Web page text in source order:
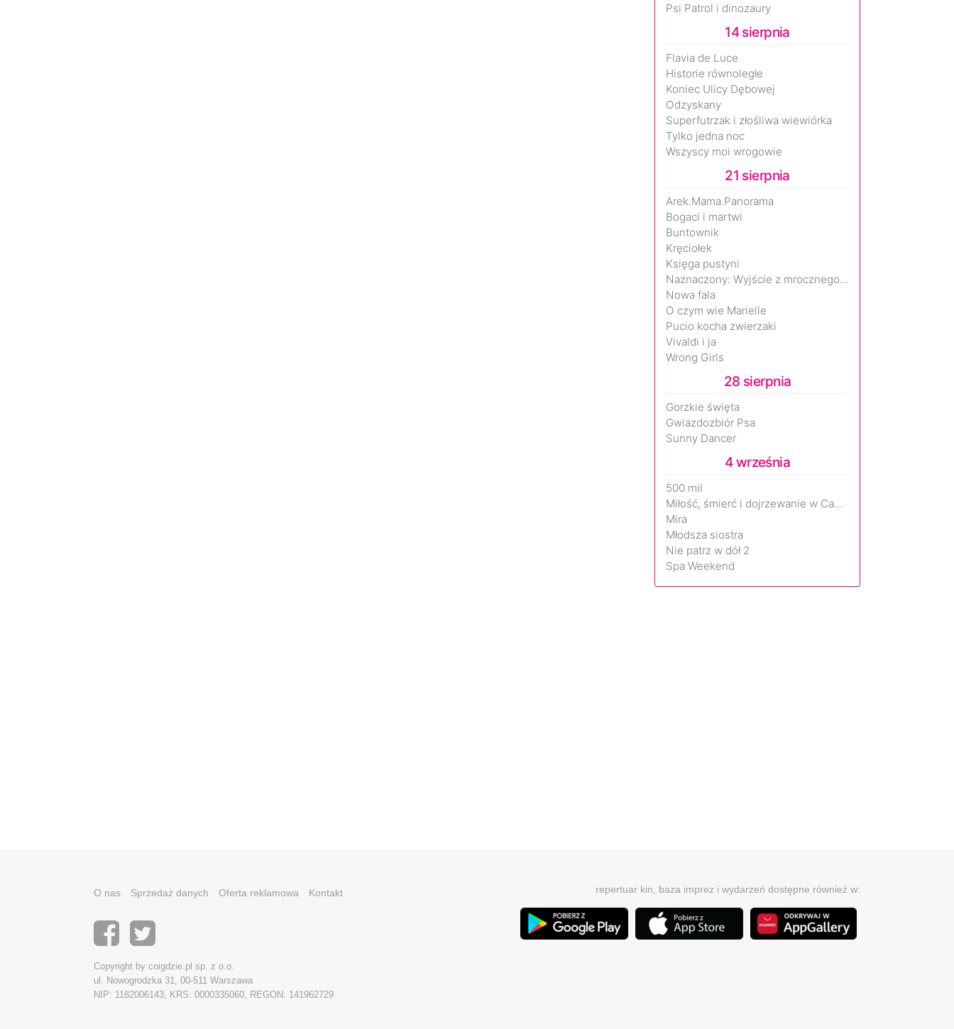
Psi Patrol i dinozaury
14 sierpnia
Flavia de Luce
Historie równoległe
Koniec Ulicy Dębowej
Odzyskany
Superfutrzak i złośliwa wiewiórka
Tylko jedna noc
Wszyscy moi wrogowie
21 sierpnia
Arek.Mama.Panorama
Bogaci i martwi
Buntownik
Kręciołek
Księga pustyni
Naznaczony: Wyjście z mrocznego wymiaru
Nowa fala
O czym wie Marielle
Pucio kocha zwierzaki
Vivaldi i ja
Wrong Girls
28 sierpnia
Gorzkie święta
Gwiazdozbiór Psa
Sunny Dancer
4 września
500 mil
Miłość, śmierć i dojrzewanie w Camp Miasma
Mira
Młodsza siostra
Nie patrz w dół 2
Spa Weekend
O nas Sprzedaż danych Oferta reklamowa Kontakt
Copyright by coigdzie.pl sp. z o.o.
ul. Nowogrodzka 31, 00-511 Warszawa
NIP: 1182006143, KRS: 0000335060, REGON: 141962729
repertuar kin, baza imprez i wydarzeń dostępne również w: